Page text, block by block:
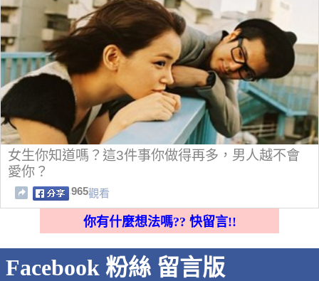
女生你知道嗎？這3件事你做得再多，男人越不會
愛你？
965觀看
你有什麼想法嗎?? 快留言!!
Facebook 粉絲 留言版